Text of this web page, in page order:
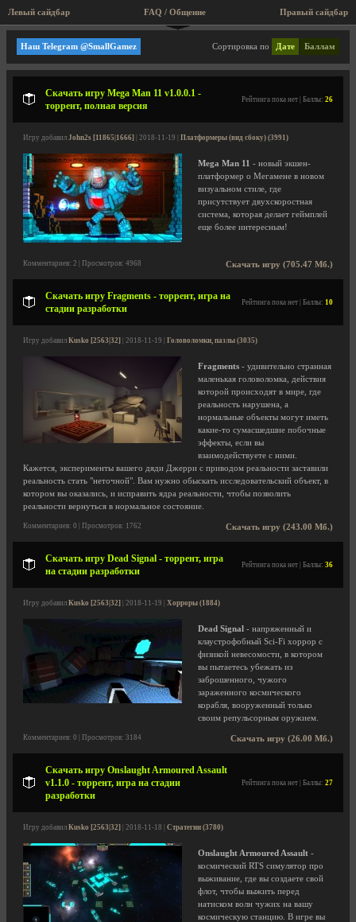
Левый сайдбар Правый сайдбар
FAQ / Общение
Мини игры, аркады, старые игры!
Сортировка по Дате Баллам
Наш Telegram @SmallGamez
Скачать игру Mega Man 11 v1.0.0.1 -
торрент, полная версия
Рейтинга пока нет | Баллы: 26
Игру добавил John2s [11865|1666] | 2018-11-19 | Платформеры (вид сбоку) (3991)
Mega Man 11 - новый экшен-
платформер о Мегамене в новом
визуальном стиле, где
присутствует двухскоростная
система, которая делает геймплей
еще более интересным!
Скачать игру (705.47 Мб.)
Комментариев: 2 | Просмотров: 4968
Скачать игру Fragments - торрент, игра на
стадии разработки
Рейтинга пока нет | Баллы: 10
Игру добавил Kusko [2563|32] | 2018-11-19 | Головоломки, пазлы (3035)
Fragments - удивительно странная
маленькая головоломка, действия
которой происходят в мире, где
реальность нарушена, а
нормальные объекты могут иметь
какие-то сумасшедшие побочные
эффекты, если вы
взаимодействуете с ними.
Кажется, эксперименты вашего дяди Джерри с приводом реальности заставили
реальность стать "неточной". Вам нужно обыскать исследовательский объект, в
котором вы оказались, и исправить ядра реальности, чтобы позволить
реальности вернуться в нормальное состояние.
Скачать игру (243.00 Мб.)
Комментариев: 0 | Просмотров: 1762
Скачать игру Dead Signal - торрент, игра
на стадии разработки
Рейтинга пока нет | Баллы: 36
Игру добавил Kusko [2563|32] | 2018-11-19 | Хорроры (1884)
Dead Signal - напряженный и
клаустрофобный Sci-Fi хоррор с
физикой невесомости, в котором
вы пытаетесь убежать из
заброшенного, чужого
зараженного космического
корабля, вооруженный только
своим репульсорным оружием.
Скачать игру (26.00 Мб.)
Комментариев: 0 | Просмотров: 3184
Скачать игру Onslaught Armoured Assault
v1.1.0 - торрент, игра на стадии
разработки
Рейтинга пока нет | Баллы: 27
Игру добавил Kusko [2563|32] | 2018-11-18 | Стратегии (3780)
Onslaught Armoured Assault -
космический RTS симулятор про
выживание, где вы создаете свой
флот, чтобы выжить перед
натиском волн чужих на вашу
космическую станцию. В игре вы